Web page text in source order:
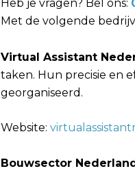
Heb je vragen? Bel ons:
Met de volgende
Virtual Assistant
taken. Hun precisie en
georganiseerd.
Website:
Bouwsector